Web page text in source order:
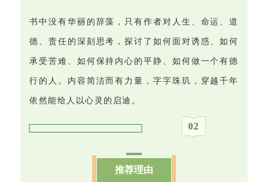
书中没有华丽的辞藻，只有作者对人生、命运、道
德、责任的深刻思考，探讨了如何面对诱惑、如何
承受苦难、如何保持内心的平静、如何做一个有德
行的人。内容简洁而有力量，字字珠玑，穿越千年
依然能给人以心灵的启迪。
02
推荐理由